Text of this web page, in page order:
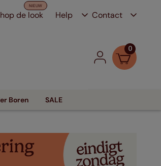
de look Help Contact
0
Boren SALE